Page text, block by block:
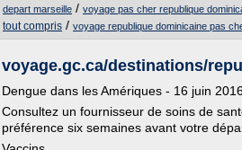
depart marseille / voyage pas cher republique
tout compris / voyage republique dominicaine pas
voyage.gc.ca/destinations/
Dengue dans les Amériques - 16 juin
Consultez un fournisseur de soins de
préférence six semaines avant votre